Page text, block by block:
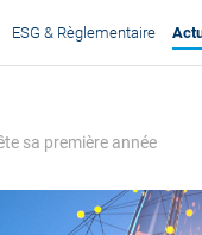
ESG & Règlementaire
sa première année